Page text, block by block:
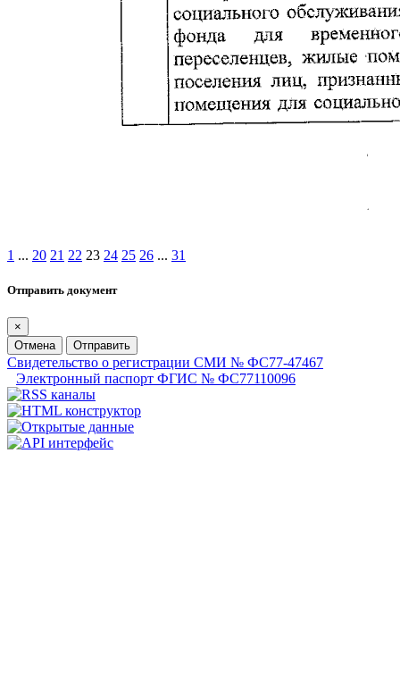
1 ... 20 21 22 23 24 25 26 ... 31
Отправить документ
×
Отмена
Отправить
Свидетельство о регистрации СМИ № ФС77-47467
Электронный паспорт ФГИС № ФС77110096